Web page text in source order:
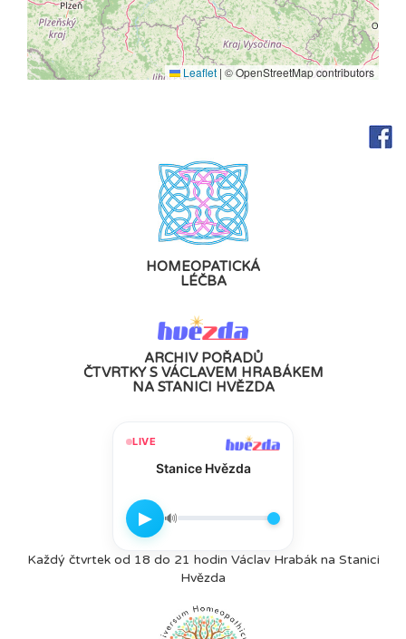
Leaflet | © OpenStreetMap contributors
HOMEOPATICKÁ
LÉČBA
ARCHIV POŘADŮ
ČTVRTKY S VÁCLAVEM HRABÁKEM
NA STANICI HVĚZDA
LIVE
Stanice Hvězda
▶ 🔊
Každý čtvrtek od 18 do 21 hodin Václav Hrabák na Stanici
Hvězda